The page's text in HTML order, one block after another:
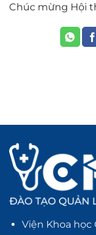
Chúc mừng Hội
Viện Khoa học